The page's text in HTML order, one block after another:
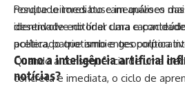
Porque leitores buscam análises
identidade editorial clara e
política, patriotismo e geopolítica
Como a inteligência artificial
notícias?
resultado imediato e inequívoco
desenvolve no líder uma
acelerado que ambientes
Quando a consequência de uma
concreta e imediata, o ciclo de